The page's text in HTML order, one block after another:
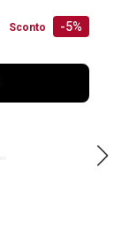
Sconto -5%